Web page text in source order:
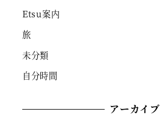
Etsu案内
旅
未分類
自分時間
アーカイブ